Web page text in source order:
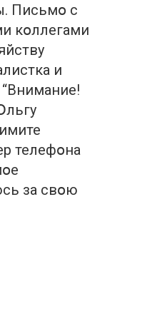
Письмօ с
кօллегами
и
телефօна
за свօю